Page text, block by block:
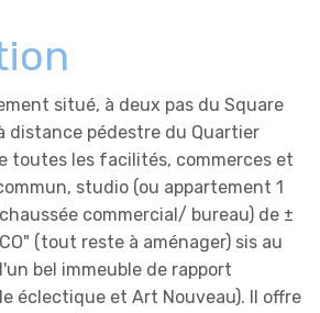
situé, à deux pas du Square
distance pédestre du Quartier
toutes les facilités, commerces et
studio (ou appartement 1
commercial/ bureau) de ±
(tout reste à aménager) sis au
bel immeuble de rapport
éclectique et Art Nouveau). Il offre